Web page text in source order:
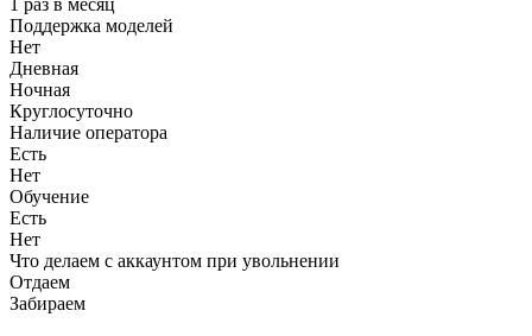
Поддержка моделей
Нет
Дневная
Ночная
Круглосуточно
Наличие оператора
Есть
Нет
Обучение
Есть
Нет
Что делаем с аккаунтом при увольнении
Отдаем
Забираем